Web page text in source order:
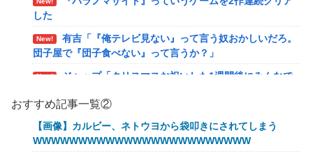
した
New!
有吉「『俺テレビ見ない』って言う奴おかしいだろ。
団子屋で『団子食べない』って言うか？」
New!
ジャップ「クリスマスお祝いした1週間後にみんなで
【画像】令和最新版のあのちゃん、可愛過ぎてワイら
にブッ刺さりまくりw w w w w w
New!
オワコン扱いされていたデジモンさん、令和に全盛期
おすすめ記事一覧②
【画像】カルビー、ネトウヨから袋叩きにされてしまう
WWWWWWWWWWWWWWWWWWWWWWWW